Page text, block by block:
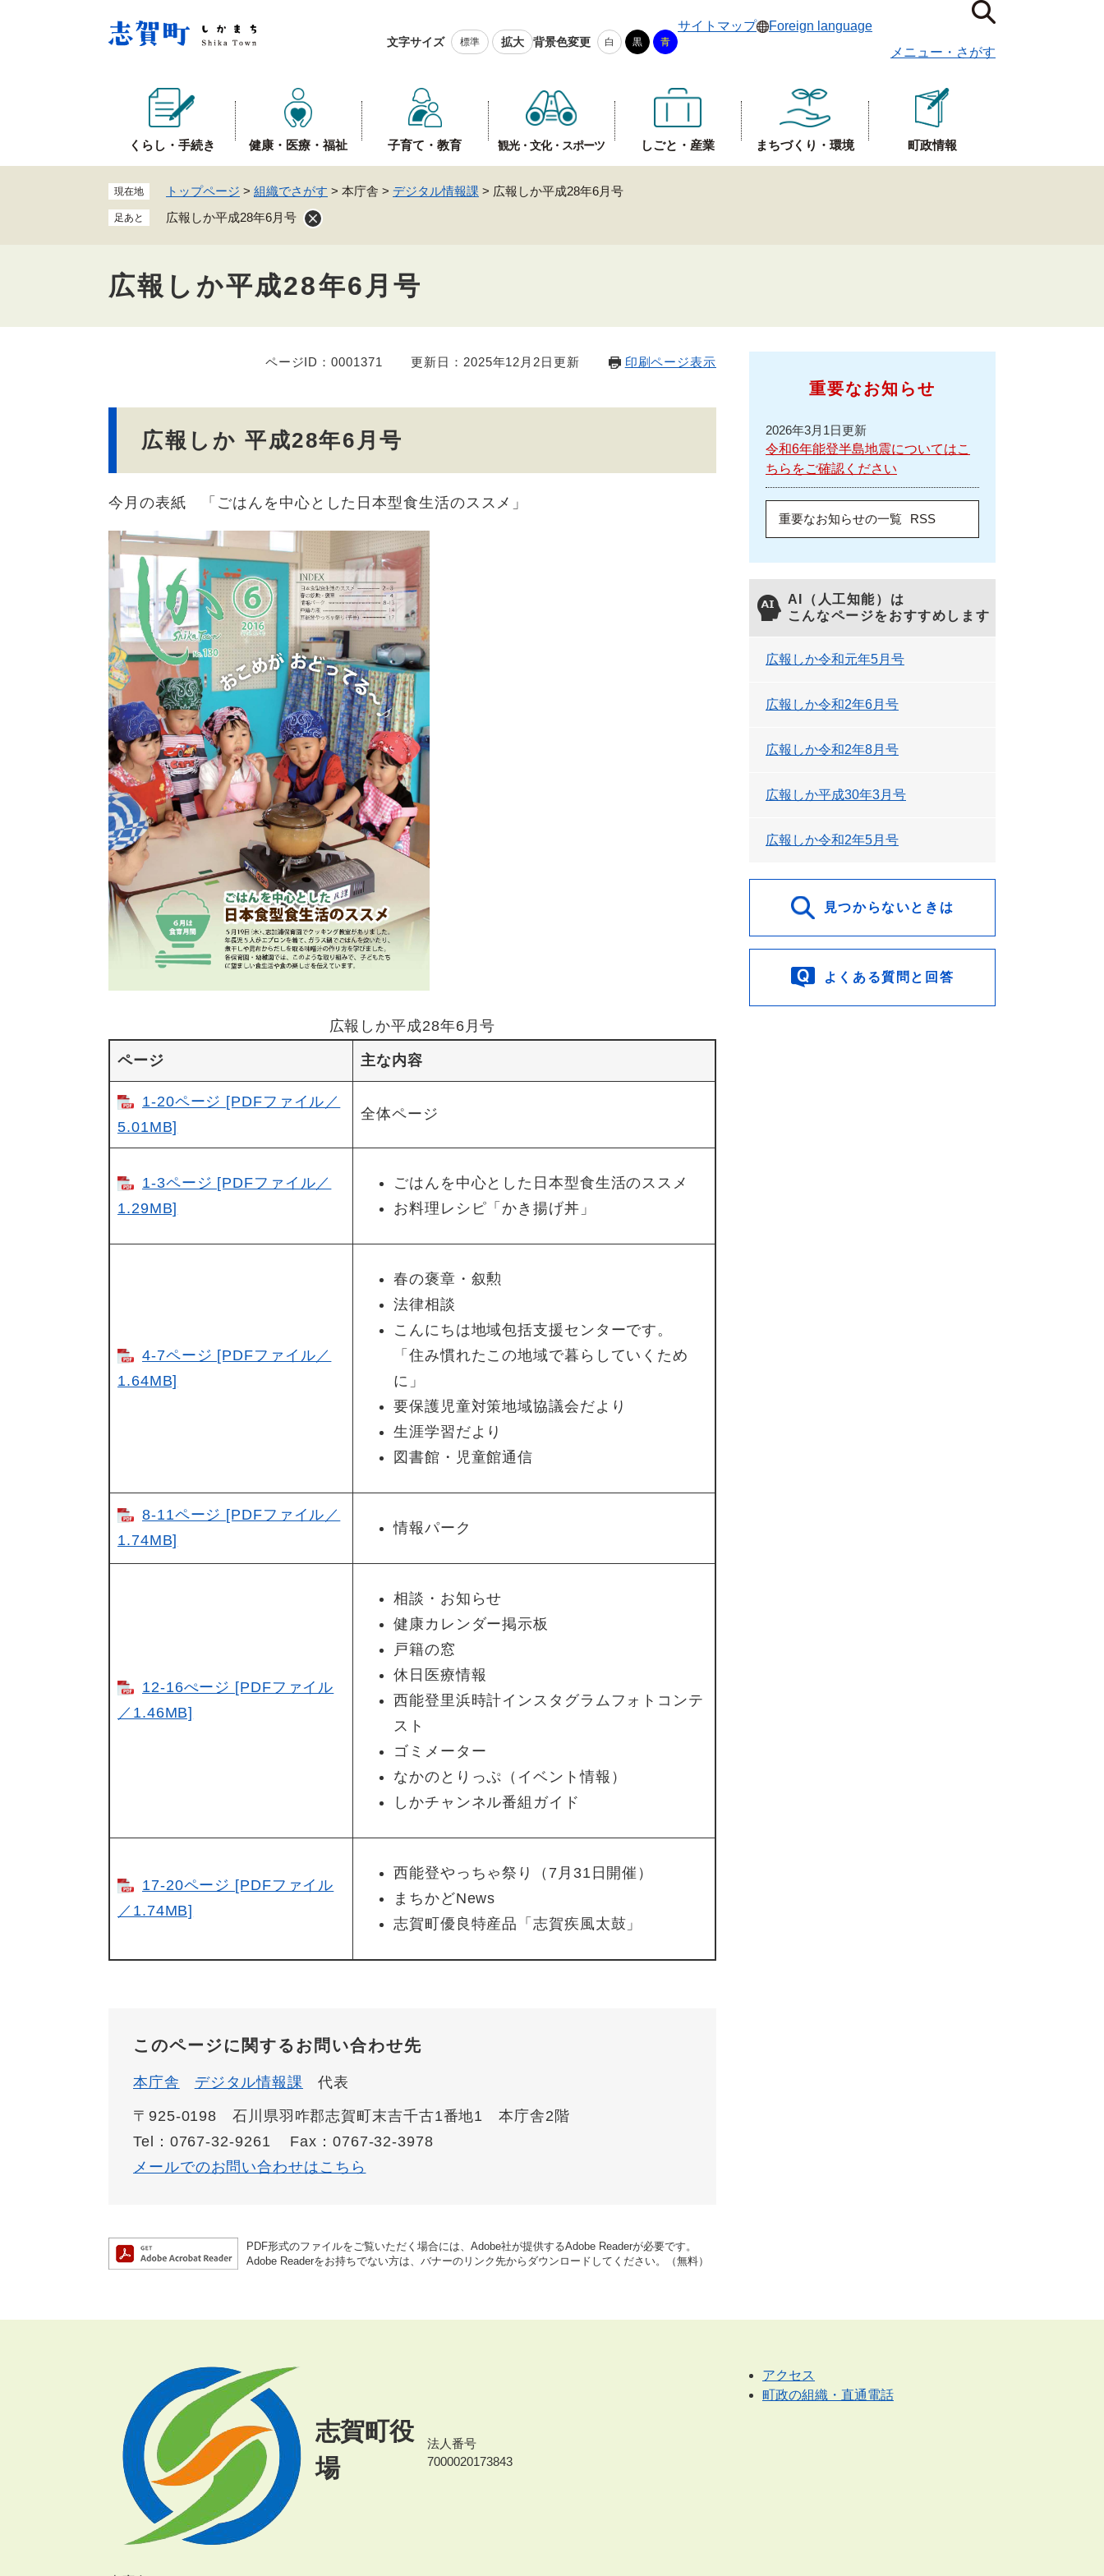
ー
ジ
。
文字サイズ 標準 拡大 背景色変更 白 黒 青
サイトマップ
Foreign language
メニュー ・ さがす
くらし・手続き 健康・医療・福祉 子育て・教育 観光・文化・スポーツ しごと・産業 まちづくり・環境 町政情報
現在地 トップページ > 組織でさがす > 本庁舎 > デジタル情報課 > 広報しか平成28年6月号
足あと 広報しか平成28年6月号
広報しか平成28年6月号
ページID：0001371 更新日：2025年12月2日更新 印刷ページ表示
広報しか 平成28年6月号
今月の表紙 「ごはんを中心とした日本型食生活のススメ」
広報しか平成28年6月号
ページ 主な内容
1-20ページ [PDFファイル／
5.01MB]
全体ページ
1-3ページ [PDFファイル／
1.29MB]
ごはんを中心とした日本型食生活のススメ
お料理レシピ「かき揚げ丼」
4-7ページ [PDFファイル／
1.64MB]
春の褒章・叙勲
法律相談
こんにちは地域包括支援センターです。
「住み慣れたこの地域で暮らしていくため
に」
要保護児童対策地域協議会だより
生涯学習だより
図書館・児童館通信
8-11ページ [PDFファイル／
1.74MB]
情報パーク
12-16ぺージ [PDFファイル
／1.46MB]
相談・お知らせ
健康カレンダー掲示板
戸籍の窓
休日医療情報
西能登里浜時計インスタグラムフォトコンテ
スト
ゴミメーター
なかのとりっぷ（イベント情報）
しかチャンネル番組ガイド
17-20ページ [PDFファイル
／1.74MB]
西能登やっちゃ祭り（7月31日開催）
まちかどNews
志賀町優良特産品「志賀疾風太鼓」
このページに関するお問い合わせ先
本庁舎 デジタル情報課 代表
〒925-0198 石川県羽咋郡志賀町末吉千古1番地1 本庁舎2階
Tel：0767-32-9261
Fax：0767-32-3978
メールでのお問い合わせはこちら
PDF形式のファイルをご覧いただく場合には、Adobe社が提供するAdobe Readerが必要です。
Adobe Readerをお持ちでない方は、バナーのリンク先からダウンロードしてください。（無料）
重要なお知らせ
2026年3月1日更新
令和6年能登半島地震についてはこ
ちらをご確認ください
重要なお知らせの一覧 RSS
AI（人工知能）は
こんなページをおすすめします
広報しか令和元年5月号
広報しか令和2年6月号
広報しか令和2年8月号
広報しか平成30年3月号
広報しか令和2年5月号
見つからないときは
よくある質問と回答
志賀町役
場
法人番号
7000020173843
アクセス
町政の組織・直通電話